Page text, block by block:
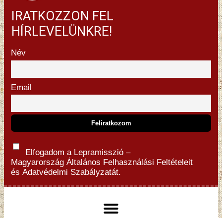
IRATKOZZON FEL
HÍRLEVELÜNKRE!
Név
Email
Elfogadom a Lepramisszió –
Magyarország Általános Felhasználási Feltételeit
és Adatvédelmi Szabályzatát.